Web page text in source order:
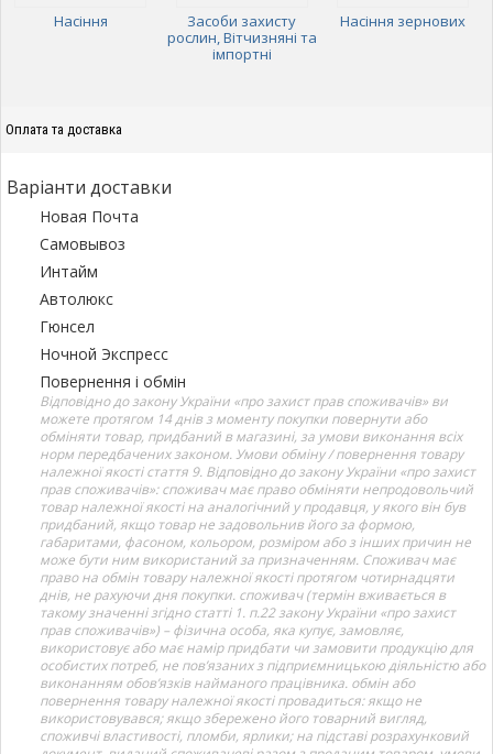
Насіння
Засоби захисту
рослин, Вітчизняні та
імпортні
Насіння зернових
Оплата та доставка
Варіанти доставки
Новая Почта
Самовывоз
Интайм
Автолюкс
Гюнсел
Ночной Экспресс
Повернення і обмін
Відповідно до закону України «про захист прав споживачів» ви
можете протягом 14 днів з моменту покупки повернути або
обміняти товар, придбаний в магазині, за умови виконання всіх
норм передбачених законом. Умови обміну / повернення товару
належної якості стаття 9. Відповідно до закону України «про захист
прав споживачів»: споживач має право обміняти непродовольчий
товар належної якості на аналогічний у продавця, у якого він був
придбаний, якщо товар не задовольнив його за формою,
габаритами, фасоном, кольором, розміром або з інших причин не
може бути ним використаний за призначенням. Споживач має
право на обмін товару належної якості протягом чотирнадцяти
днів, не рахуючи дня покупки. споживач (термін вживається в
такому значенні згідно статті 1. п.22 закону України «про захист
прав споживачів») – фізична особа, яка купує, замовляє,
використовує або має намір придбати чи замовити продукцію для
особистих потреб, не пов’язаних з підприємницькою діяльністю або
виконанням обов’язків найманого працівника. обмін або
повернення товару належної якості провадиться: якщо не
використовувався; якщо збережено його товарний вигляд,
споживчі властивості, пломби, ярлики; на підставі розрахунковий